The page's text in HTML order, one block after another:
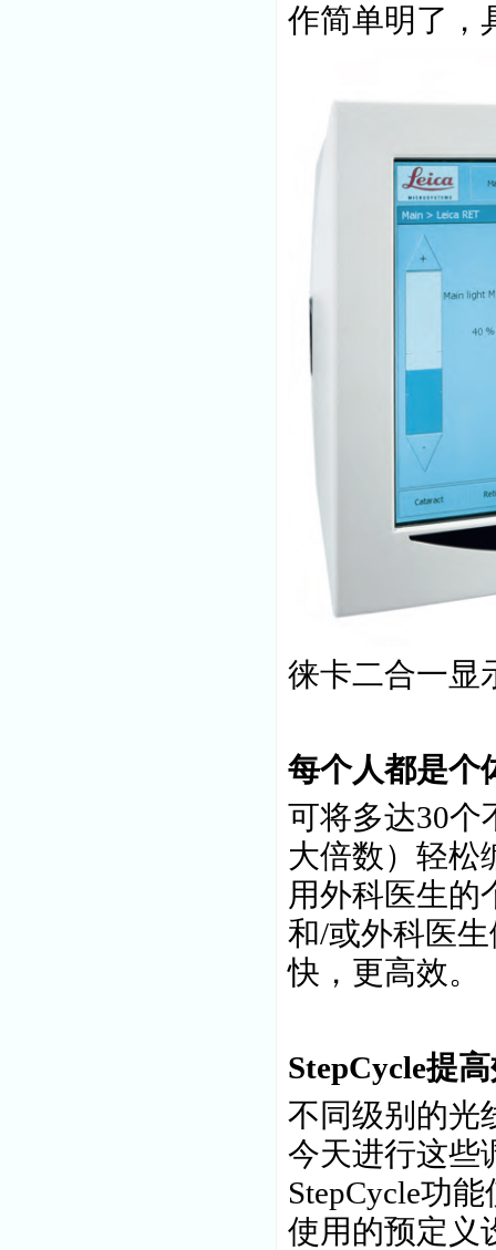
作简单明了，
徕卡二合一显
每个人都是个
可将多达30个
大倍数）轻松
用外科医生的
和/或外科医
快，更高效。
StepCycle提
不同级别的光
今天进行这些
StepCycle功
使用的预定义